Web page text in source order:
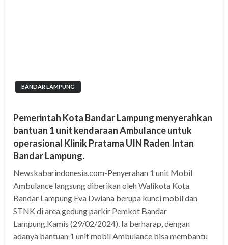
BANDAR LAMPUNG
Pemerintah Kota Bandar Lampung menyerahkan
bantuan 1 unit kendaraan Ambulance untuk
operasional Klinik Pratama UIN Raden Intan
Bandar Lampung.
Newskabarindonesia.com-Penyerahan 1 unit Mobil
Ambulance langsung diberikan oleh Walikota Kota
Bandar Lampung Eva Dwiana berupa kunci mobil dan
STNK di area gedung parkir Pemkot Bandar
Lampung.Kamis (29/02/2024). Ia berharap, dengan
adanya bantuan 1 unit mobil Ambulance bisa membantu